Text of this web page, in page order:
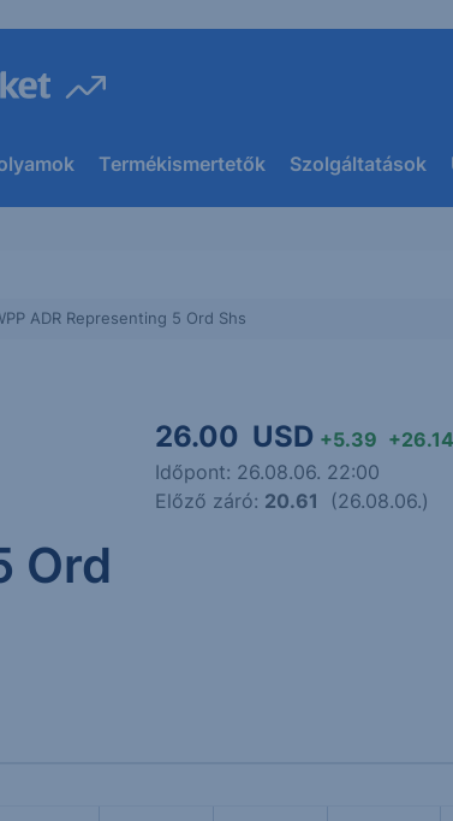
Termékismertetők Szolgáltatások
ADR Representing 5 Ord Shs
Ord
26.00 USD +5.39
Időpont: 26.08.06. 22:00
Előző záró: 20.61 (26.08.06.)